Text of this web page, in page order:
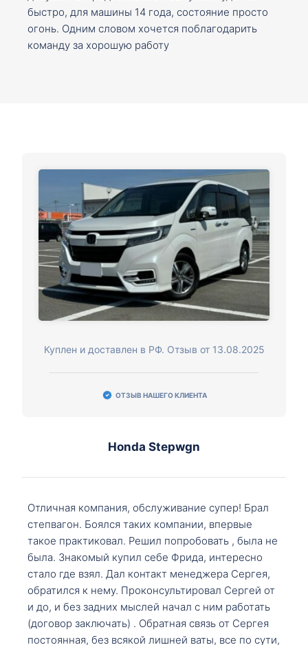
быстро, для машины 14 года, состояние просто
огонь. Одним словом хочется поблагодарить
команду за хорошую работу
Куплен и доставлен в РФ. Отзыв от 13.08.2025
ОТЗЫВ НАШЕГО КЛИЕНТА
Honda Stepwgn
Отличная компания, обслуживание супер! Брал
степвагон. Боялся таких компании, впервые
такое практиковал. Решил попробовать , была не
была. Знакомый купил себе Фрида, интересно
стало где взял. Дал контакт менеджера Сергея,
обратился к нему. Проконсультировал Сергей от
и до, и без задних мыслей начал с ним работать
(договор заключать) . Обратная связь от Сергея
постоянная, без всякой лишней ваты, все по сути,